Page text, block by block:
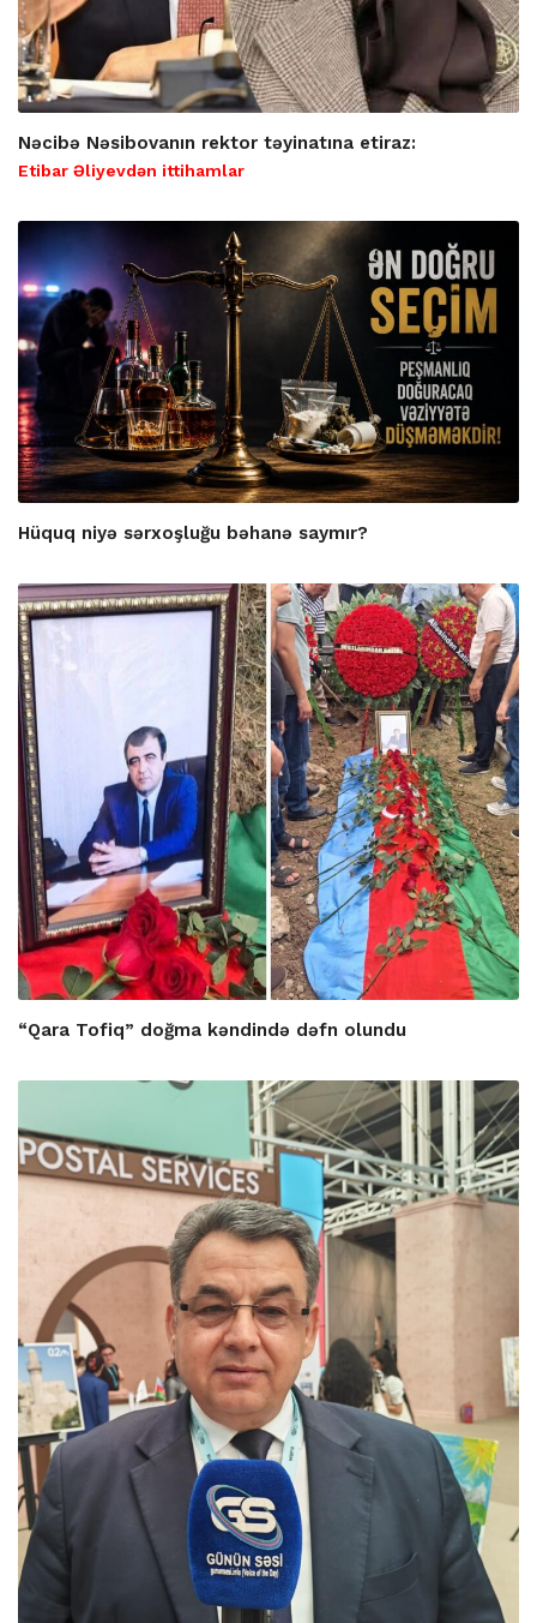
Nəcibə Nəsibovanın rektor təyinatına etiraz:
Etibar Əliyevdən ittihamlar
Hüquq niyə sərxoşluğu bəhanə saymır?
“Qara Tofiq” doğma kəndində dəfn olundu